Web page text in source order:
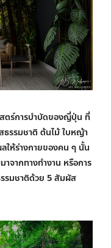
ตร์การบำบัดของญี่ปุ่น ที่
ธรรมชาติ ต้นไม้ ใบหญ้า
ให้ร่างกายของคน ๆ นั้น
จากทางทำงาน หรือการ
รมชาติด้วย 5 สัมผัส